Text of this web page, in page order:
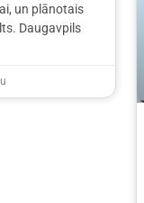
un plānotais
Daugavpils